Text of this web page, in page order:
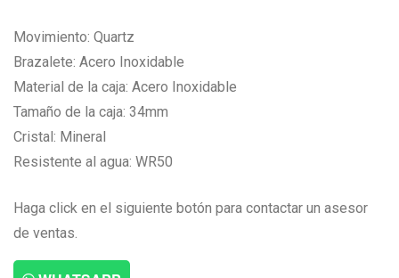
Movimiento: Quartz
Brazalete: Acero Inoxidable
Material de la caja: Acero Inoxidable
Tamaño de la caja: 34mm
Cristal: Mineral
Resistente al agua: WR50
Haga click en el siguiente botón para contactar un asesor
de ventas.